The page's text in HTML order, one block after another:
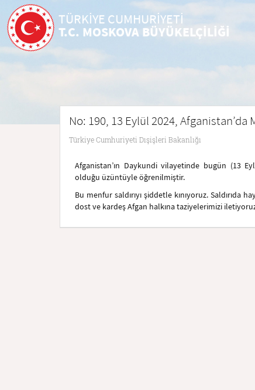
TÜRKİYE CUMHURİYETİ
T.C. MOSKOVA BÜYÜKELÇİLİĞİ
No: 190, 13 Eylül 2024, Afganistan’da
Türkiye Cumhuriyeti Dışişleri Bakanlığı
Afganistan’ın Daykundi vilayetinde bugün (13
olduğu üzüntüyle öğrenilmiştir.
Bu menfur saldırıyı şiddetle kınıyoruz. Saldırıda
dost ve kardeş Afgan halkına taziyelerimizi